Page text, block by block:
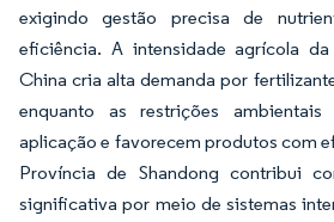
exigindo gestão precisa de
eficiência. A intensidade agrícola
China cria alta demanda por
enquanto as restrições
aplicação e favorecem produtos com
Província de Shandong contribui
significativa por meio de sistemas